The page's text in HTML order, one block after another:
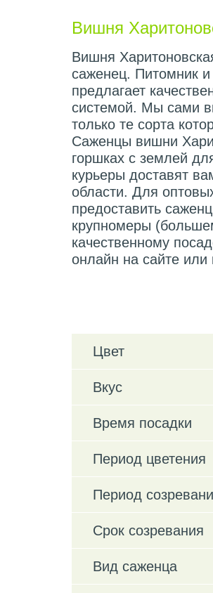
Вишня
Вишня
саженец. Питомник
предлагает
системой. Мы сами
только те сорта
Саженцы вишни
горшках с землей
курьеры доставят
области. Для
предоставить
крупномеры
качественному
онлайн на сайте
Цвет
Вкус
Время посадки
Период цветения
Период
Срок созревания
Вид саженца